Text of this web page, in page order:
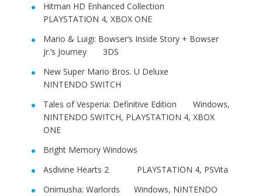
Hitman HD Enhanced Collection
PLAYSTATION 4, XBOX ONE
Mario & Luigi: Bowser’s Inside Story + Bowser
Jr.’s Journey 3DS
New Super Mario Bros. U Deluxe
NINTENDO SWITCH
Tales of Vesperia: Definitive Edition Windows,
NINTENDO SWITCH, PLAYSTATION 4, XBOX
ONE
Bright Memory Windows
Asdivine Hearts 2 PLAYSTATION 4, PSVita
Onimusha: Warlords Windows, NINTENDO